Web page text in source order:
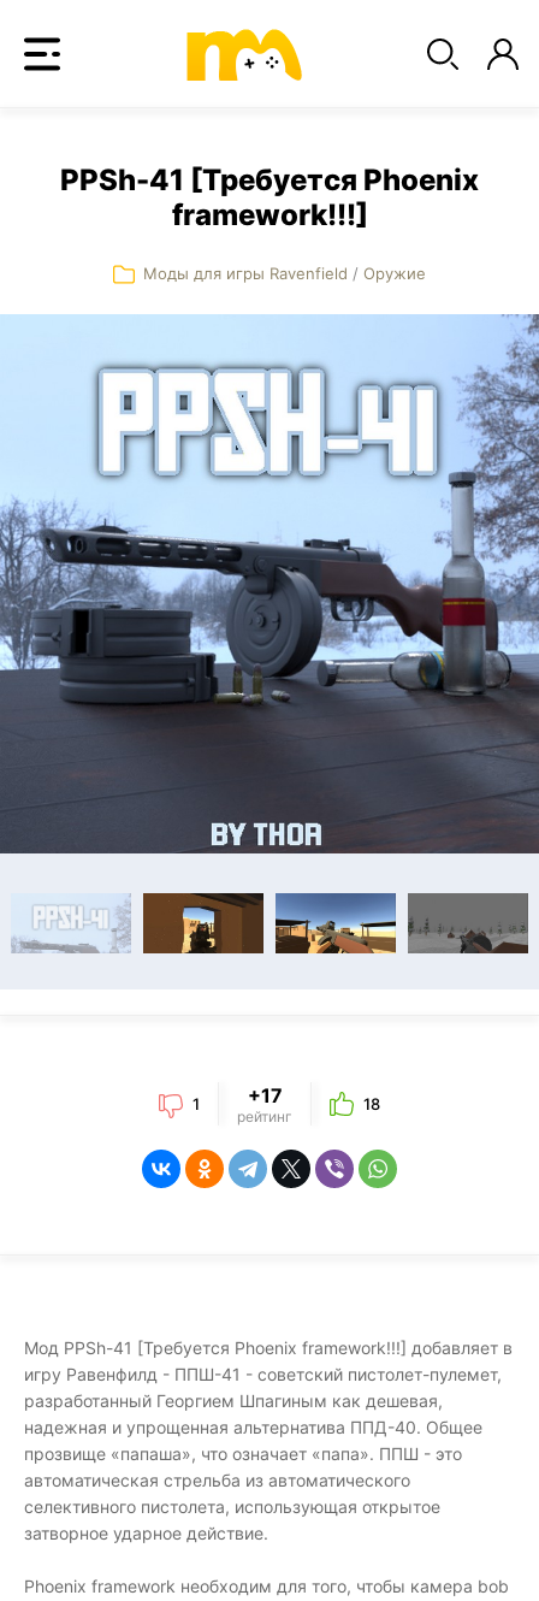
PPSh-41 [Требуется Phoenix
framework!!!]
Моды для игры Ravenfield / Оружие
1 +17
рейтинг
18
Мод PPSh-41 [Требуется Phoenix framework!!!] добавляет в
игру Равенфилд - ППШ-41 - советский пистолет-пулемет,
разработанный Георгием Шпагиным как дешевая,
надежная и упрощенная альтернатива ППД-40. Общее
прозвище «папаша», что означает «папа». ППШ - это
автоматическая стрельба из автоматического
селективного пистолета, использующая открытое
затворное ударное действие.
Phoenix framework необходим для того, чтобы камера bob